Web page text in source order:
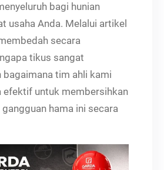
bagi hunian
usaha Anda. Melalui artikel
secara
tikus sangat
bagaimana tim ahli kami
efektif untuk membersihkan
hama ini secara